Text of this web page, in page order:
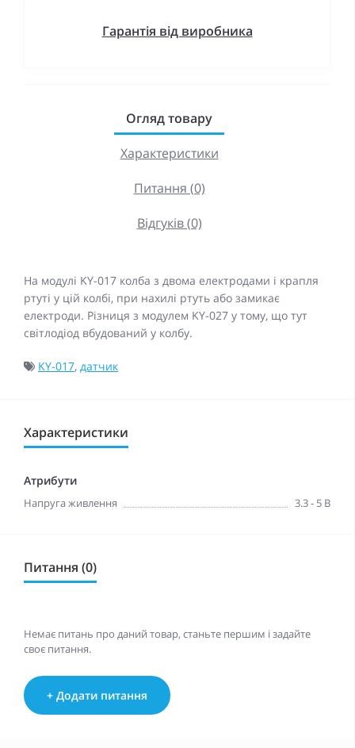
Гарантія від виробника
Огляд товару
Характеристики
Питання (0)
Відгуків (0)
На модулі KY-017 колба з двома електродами і крапля
ртуті у цій колбі, при нахилі ртуть або замикає
електроди. Різниця з модулем KY-027 у тому, що тут
світлодіод вбудований у колбу.
KY-017, датчик
Характеристики
Атрибути
Напруга живлення 3.3 - 5 В
Питання (0)
Немає питань про даний товар, станьте першим і задайте
своє питання.
+ Додати питання